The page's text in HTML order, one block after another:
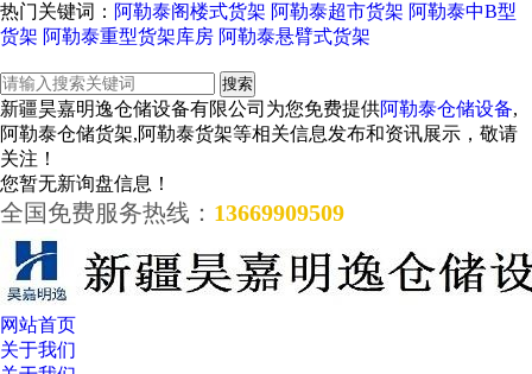
热门关键词： 阿勒泰阁楼式货架 阿勒泰超市货架 阿勒泰中B型
货架 阿勒泰重型货架库房 阿勒泰悬臂式货架
新疆昊嘉明逸仓储设备有限公司为您免费提供阿勒泰仓储设备,
阿勒泰仓储货架,阿勒泰货架等相关信息发布和资讯展示，敬请
关注！
您暂无新询盘信息！
全国免费服务热线： 13669909509
网站首页
关于我们